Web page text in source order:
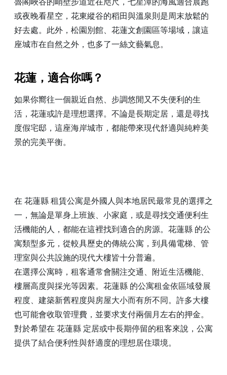
或夜晚看星空，花東縱谷的稻田與溫泉則是周末放鬆的
好去處。此外，松園別館、花蓮文創園區等場域，讓這
座城市在自然之外，也多了一絲文藝氣息。
花蓮，適合你嗎？
如果你嚮往一個親近自然、步調悠閒又不失便利的生
活，花蓮或許是理想選擇。不論是長期定居，還是尋找
度假宅邸，這座海岸城市，都能帶來現代舒適與純粹美
景的完美平衡。
在 花蓮縣 租賃公寓是外國人與本地居民最常見的選擇之
一，無論是單身上班族、小家庭，或是尋找交通便利生
活機能的人，都能在這裡找到適合的房源。花蓮縣 的公
寓類型多元，從較具歷史的傳統公寓，到具備電梯、管
理室與公共設施的現代大樓皆十分普遍。
在選擇公寓時，租客通常會關注交通、附近生活機能、
樓層高度與採光等因素。花蓮縣 的公寓租金依區域發展
程度、建築新舊程度與房屋大小而有所不同。許多大樓
也可能會收取管理費，並要求支付兩個月左右的押金。
對於希望在 花蓮縣 定居或中長期停留的租客來說，公寓
提供了結合便利性與舒適度的理想居住環境。